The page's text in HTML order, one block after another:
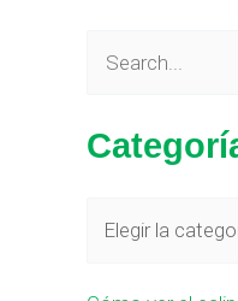
s
a